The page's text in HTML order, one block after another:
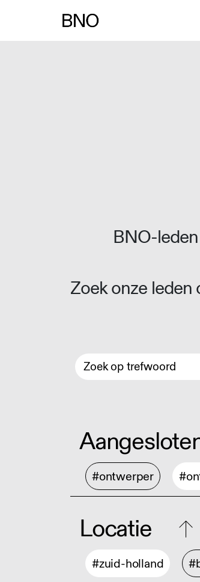
BNO-
Zoek onze leden
#ontwerper
Locatie
#zuid-holland